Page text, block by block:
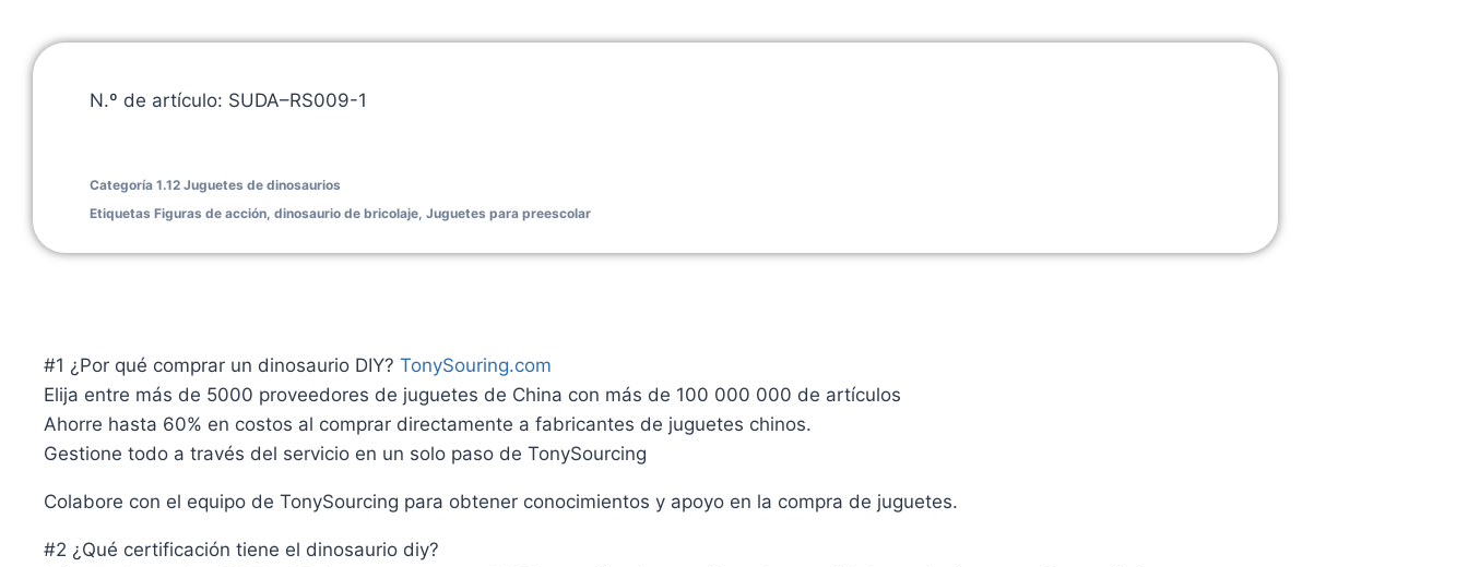
N.º de artículo: SUDA–RS009-1
Categoría 1.12 Juguetes de dinosaurios
Etiquetas Figuras de acción, dinosaurio de bricolaje, Juguetes para preescolar
#1 ¿Por qué comprar un dinosaurio DIY? TonySouring.com
Elija entre más de 5000 proveedores de juguetes de China con más de 100 000 000 de artículos
Ahorre hasta 60% en costos al comprar directamente a fabricantes de juguetes chinos.
Gestione todo a través del servicio en un solo paso de TonySourcing
Colabore con el equipo de TonySourcing para obtener conocimientos y apoyo en la compra de juguetes.
#2 ¿Qué certificación tiene el dinosaurio diy?